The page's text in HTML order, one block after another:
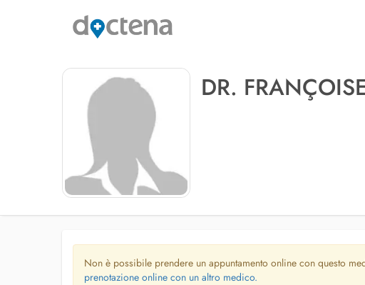
DR.
Non è possibile prendere un appuntamento online con questo
prenotazione online con un altro medico.